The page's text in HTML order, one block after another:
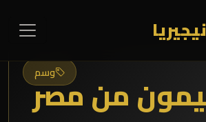
نيجيريا
وسم
من مصر